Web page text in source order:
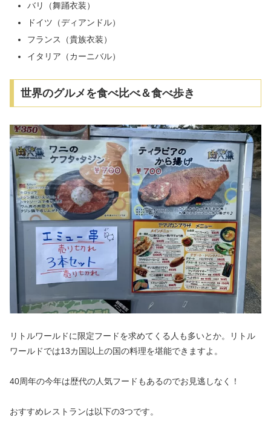
バリ（舞踊衣装）
ドイツ（ディアンドル）
フランス（貴族衣装）
イタリア（カーニバル）
世界のグルメを食べ比べ＆食べ歩き
リトルワールドに限定フードを求めてくる人も多いとか。リトル
ワールドでは13カ国以上の国の料理を堪能できますよ。
40周年の今年は歴代の人気フードもあるのでお見逃しなく！
おすすめレストランは以下の3つです。